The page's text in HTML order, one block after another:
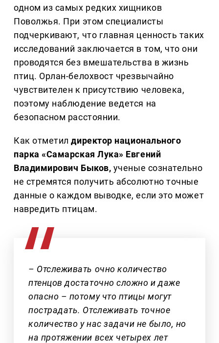
одном из самых редких хищников
Поволжья. При этом специалисты
подчеркивают, что главная ценность таких
исследований заключается в том, что они
проводятся без вмешательства в жизнь
птиц. Орлан-белохвост чрезвычайно
чувствителен к присутствию человека,
поэтому наблюдение ведется на
безопасном расстоянии.
Как отметилдиректор национального
парка «Самарская Лука» Евгений
Владимирович Быков, ученые сознательно
не стремятся получить абсолютно точные
данные о каждом выводке, если это может
навредить птицам.
– Отслеживать очно количество
птенцов достаточно сложно и даже
опасно – потому что птицы могут
пострадать. Отслеживать точное
количество у нас задачи не было, но
на протяжении всех четырех лет